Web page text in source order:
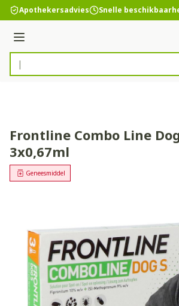
Ga naar de inhoud
Apothekersadvies Snelle
Menu
Product, merk, categorie...
Frontline Combo Line
3x0,67ml
Geneesmiddel